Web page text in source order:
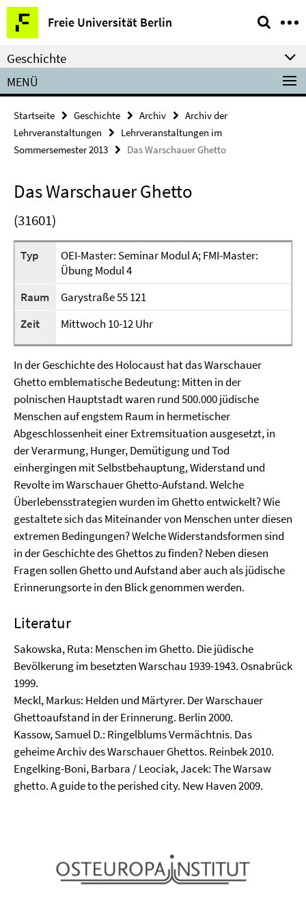
Springe
direkt
zu
Inhalt
Freie Universität Berlin
Service-
Navigation
Geschichte
MENÜ
Startseite Geschichte Archiv
Archiv der
Lehrveranstaltungen
Lehrveranstaltungen im
Sommersemester 2013
Das Warschauer Ghetto
Das Warschauer Ghetto
(31601)
Typ
OEI-Master: Seminar Modul A; FMI-Master:
Übung Modul 4
Raum
Garystraße 55 121
Zeit
Mittwoch 10-12 Uhr
In der Geschichte des Holocaust hat das Warschauer
Ghetto emblematische Bedeutung: Mitten in der
polnischen Hauptstadt waren rund 500.000 jüdische
Menschen auf engstem Raum in hermetischer
Abgeschlossenheit einer Extremsituation ausgesetzt, in
der Verarmung, Hunger, Demütigung und Tod
einhergingen mit Selbstbehauptung, Widerstand und
Revolte im Warschauer Ghetto-Aufstand. Welche
Überlebensstrategien wurden im Ghetto entwickelt? Wie
gestaltete sich das Miteinander von Menschen unter diesen
extremen Bedingungen? Welche Widerstandsformen sind
in der Geschichte des Ghettos zu finden? Neben diesen
Fragen sollen Ghetto und Aufstand aber auch als jüdische
Erinnerungsorte in den Blick genommen werden.
Literatur
Sakowska, Ruta: Menschen im Ghetto. Die jüdische
Bevölkerung im besetzten Warschau 1939-1943. Osnabrück
1999.
Meckl, Markus: Helden und Märtyrer. Der Warschauer
Ghettoaufstand in der Erinnerung. Berlin 2000.
Kassow, Samuel D.: Ringelblums Vermächtnis. Das
geheime Archiv des Warschauer Ghettos. Reinbek 2010.
Engelking-Boni, Barbara / Leociak, Jacek: The Warsaw
ghetto. A guide to the perished city. New Haven 2009.